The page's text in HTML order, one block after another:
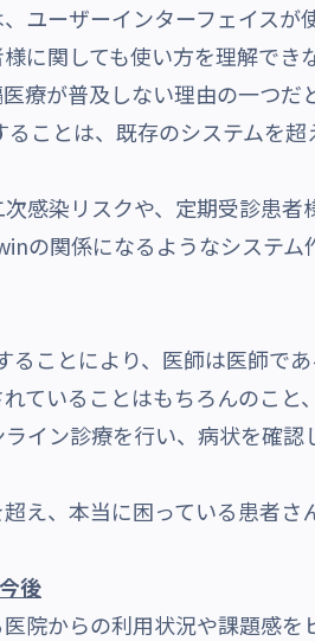
ーザーインターフェイスが
に関しても使い方を理解で
療が普及しない理由の一つだ
ことは、既存のシステムを
感染リスクや、定期受診患
の関係になるようなシステム
ことにより、医師は医師で
ていることはもちろんのこ
イン診療を行い、病状を確
え、本当に困っている患者
後
院からの利用状況や課題感を